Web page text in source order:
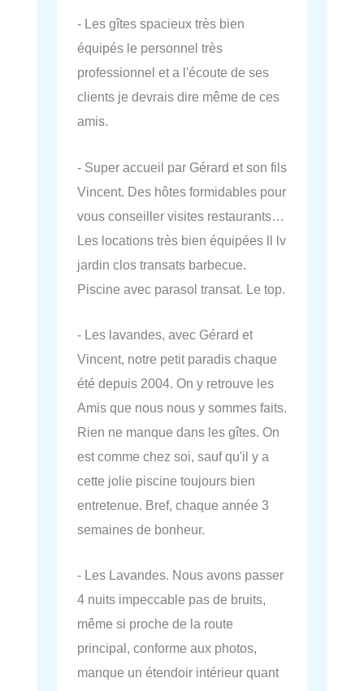
- Les gîtes spacieux très bien
équipés le personnel très
professionnel et a l'écoute de ses
clients je devrais dire même de ces
amis.
- Super accueil par Gérard et son fils
Vincent. Des hôtes formidables pour
vous conseiller visites restaurants…
Les locations très bien équipées ll lv
jardin clos transats barbecue.
Piscine avec parasol transat. Le top.
- Les lavandes, avec Gérard et
Vincent, notre petit paradis chaque
été depuis 2004. On y retrouve les
Amis que nous nous y sommes faits.
Rien ne manque dans les gîtes. On
est comme chez soi, sauf qu'il y a
cette jolie piscine toujours bien
entretenue. Bref, chaque année 3
semaines de bonheur.
- Les Lavandes. Nous avons passer
4 nuits impeccable pas de bruits,
même si proche de la route
principal, conforme aux photos,
manque un étendoir intérieur quant